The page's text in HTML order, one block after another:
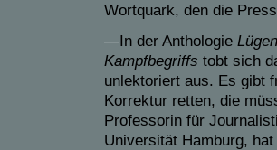
Wortquark, den die
—In der Anthologie
Kampfbegriffs tobt sich
unlektoriert aus. Es gibt
Korrektur retten, die
Professorin für
Universität Hamburg,